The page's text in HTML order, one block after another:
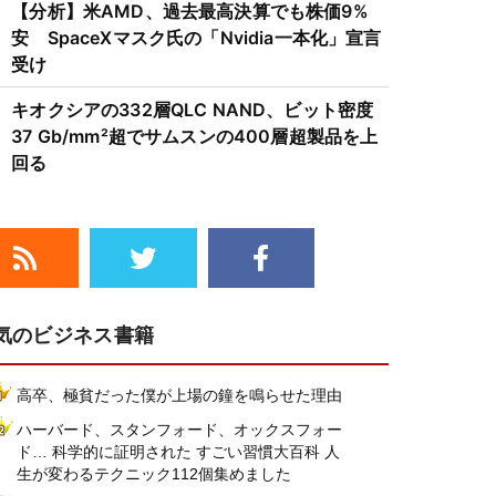
【分析】米AMD、過去最高決算でも株価9%
安 SpaceXマスク氏の「Nvidia一本化」宣言
受け
キオクシアの332層QLC NAND、ビット密度
37 Gb/mm²超でサムスンの400層超製品を上
回る
のビジネス書籍
高卒、極貧だった僕が上場の鐘を鳴らせた理由
ハーバード、スタンフォード、オックスフォー
ド… 科学的に証明された すごい習慣大百科 人
生が変わるテクニック112個集めました